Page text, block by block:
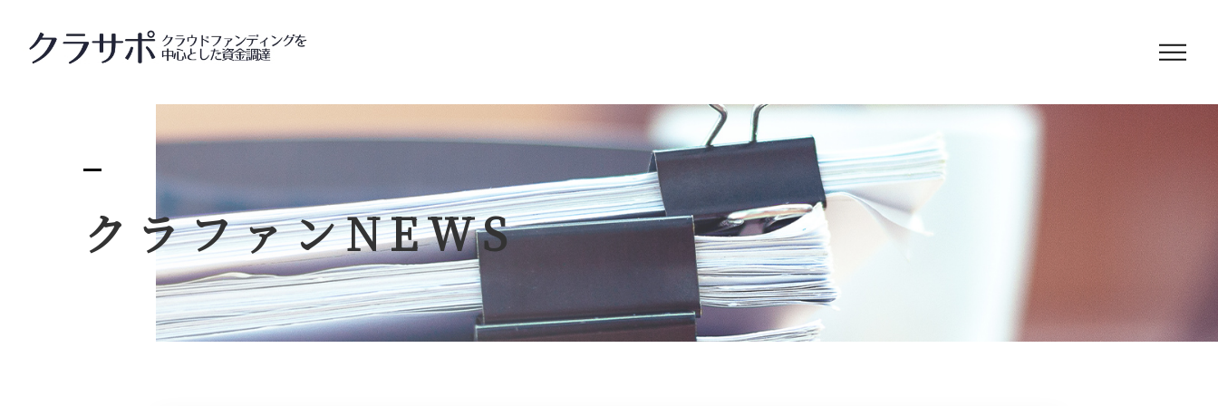
クラファンNEWS
クラサポについて クラサポの支援
サービス&料金 補助金と融資
クラサポのコラム